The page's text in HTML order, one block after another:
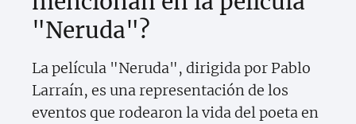
"Neruda"?
La película "Neruda", dirigida por Pablo
Larraín, es una representación de los
eventos que rodearon la vida del poeta en